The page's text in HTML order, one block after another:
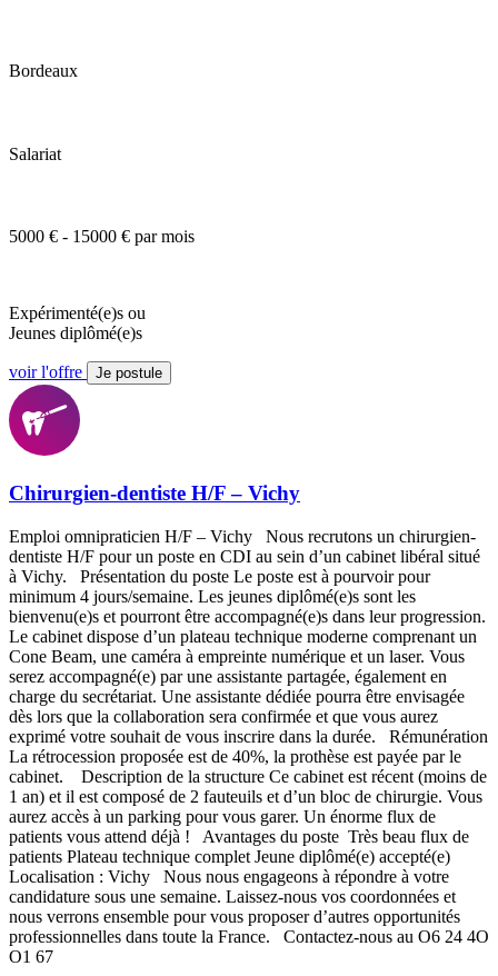
Bordeaux
Salariat
5000 € - 15000 € par mois
Expérimenté(e)s ou
Jeunes diplômé(e)s
voir l'offre Je postule
Chirurgien-dentiste H/F – Vichy
Emploi omnipraticien H/F – Vichy Nous recrutons un chirurgien-
dentiste H/F pour un poste en CDI au sein d’un cabinet libéral situé
à Vichy. Présentation du poste Le poste est à pourvoir pour
minimum 4 jours/semaine. Les jeunes diplômé(e)s sont les
bienvenu(e)s et pourront être accompagné(e)s dans leur progression.
Le cabinet dispose d’un plateau technique moderne comprenant un
Cone Beam, une caméra à empreinte numérique et un laser. Vous
serez accompagné(e) par une assistante partagée, également en
charge du secrétariat. Une assistante dédiée pourra être envisagée
dès lors que la collaboration sera confirmée et que vous aurez
exprimé votre souhait de vous inscrire dans la durée. Rémunération
La rétrocession proposée est de 40%, la prothèse est payée par le
cabinet. Description de la structure Ce cabinet est récent (moins de
1 an) et il est composé de 2 fauteuils et d’un bloc de chirurgie. Vous
aurez accès à un parking pour vous garer. Un énorme flux de
patients vous attend déjà ! Avantages du poste Très beau flux de
patients Plateau technique complet Jeune diplômé(e) accepté(e)
Localisation : Vichy Nous nous engageons à répondre à votre
candidature sous une semaine. Laissez-nous vos coordonnées et
nous verrons ensemble pour vous proposer d’autres opportunités
professionnelles dans toute la France. Contactez-nous au O6 24 4O
O1 67